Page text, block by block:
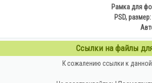
Рамка для
PSD,
Ссылки на файлы
К сожалению ссылки к